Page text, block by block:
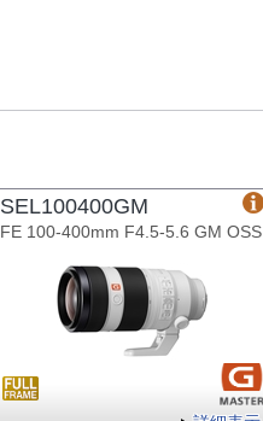
SEL100400GM
FE 100-400mm F4.5-5.6 GM OSS